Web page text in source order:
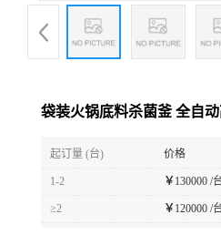
袋装火锅底料杀菌釜 全自
起订量 (台) 价格
1-2 ￥ 130000 /
≥2 ￥ 120000 /